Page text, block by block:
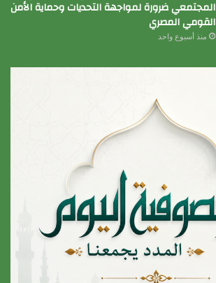
المجتمعي ضرورة لمواجهة التحديات وحماية الأمن
القومي المصري
منذ أسبوع واحد